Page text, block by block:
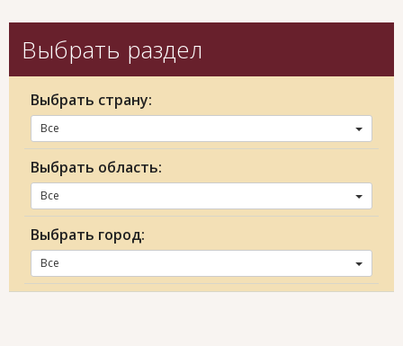
Выбрать раздел
Выбрать страну:
Все
Выбрать область:
Все
Выбрать город:
Все